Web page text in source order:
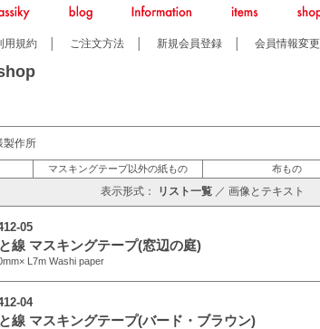
用規約 ご注文方法 新規会員登録 会員情報変更
製作所
マスキングテープ以外の紙もの 布もの
表示形式： リスト一覧／ 画像とテキスト
05
線 マスキングテープ(窓辺の庭)
L7m Washi paper
04
線 マスキングテープ(バード・ブラウン)